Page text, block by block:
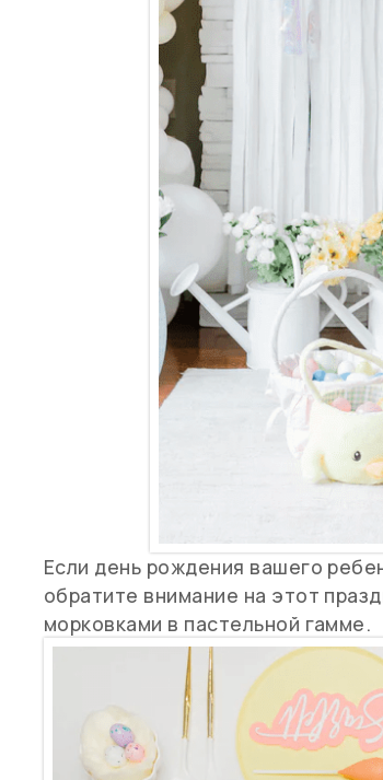
Если день рождения вашего
обратите внимание на этот
морковками в пастельной гамме.